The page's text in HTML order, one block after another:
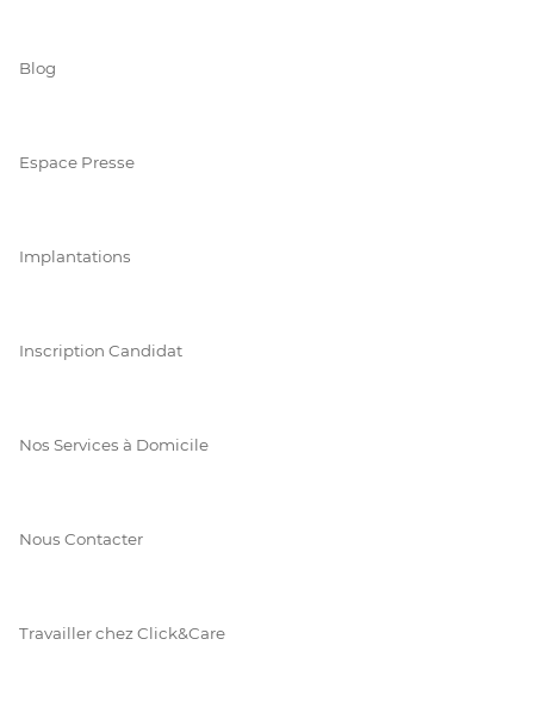
Blog
Espace Presse
Implantations
Inscription Candidat
Nos Services à Domicile
Nous Contacter
Travailler chez Click&Care